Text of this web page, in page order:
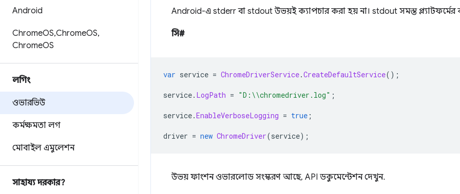
Android
ChromeOS,ChromeOS,
ChromeOS
লগিং
ওভারভিউ
কর্মক্ষমতা লগ
মোবাইল এমুলেশন
সাহায্য দরকার?
Android-এ stderr বা stdout উভয়ই ক্যাপচার করা হয় না। stdout সমস্ত
সি#
var service = ChromeDriverService.CreateDefaultService();
service. LogPath = "D:\\chromedriver.log" ;
service.EnableVerboseLogging = true ;
driver = new ChromeDriver(service);
উভয় ফাংশন ওভারলোড সংস্করণ আছে, API ডকুমেন্টেশন দেখুন.